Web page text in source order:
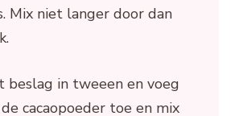
Mix niet langer door dan
beslag in tweeen en voeg
cacaopoeder toe en mix